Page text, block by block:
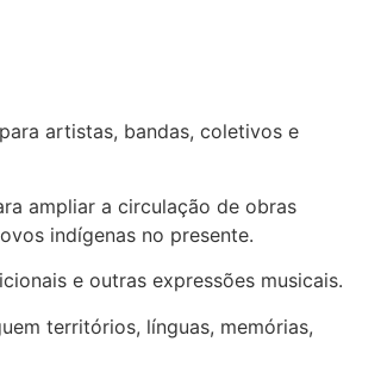
artistas, bandas, coletivos e
ampliar a circulação de obras
indígenas no presente.
e outras expressões musicais.
territórios, línguas, memórias,